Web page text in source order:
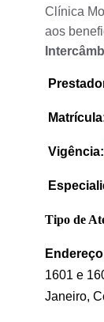
Clínica
aos
Vigência:
Tipo de
1601 e
Janeiro,